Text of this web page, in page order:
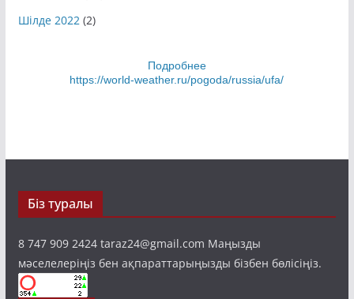
Шілде 2022(2)
Подробнее
https://world-weather.ru/pogoda/russia/ufa/
Біз туралы
8 747 909 2424 taraz24@gmail.com Маңызды
мәселелеріңіз бен ақпараттарыңызды бізбен бөлісіңіз.